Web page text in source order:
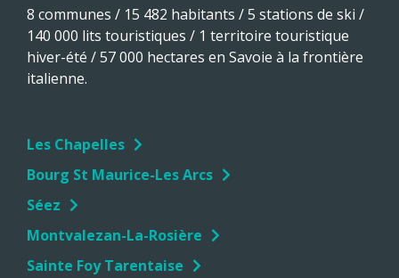
8 communes / 15 482 habitants / 5 stations de ski /
140 000 lits touristiques / 1 territoire touristique
hiver-été / 57 000 hectares en Savoie à la frontière
italienne.
Les Chapelles
Bourg St Maurice-Les Arcs
Séez
Montvalezan-La-Rosière
Sainte Foy Tarentaise